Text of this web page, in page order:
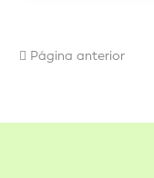
Página anterior